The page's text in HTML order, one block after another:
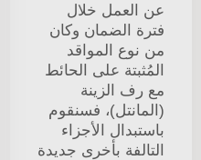
عن العمل خلال
فترة الضمان وكان
من نوع المواقد
المُثبتة على الحائط
مع رف الزينة
(المانتل)، فسنقوم
باستبدال الأجزاء
التالفة بأخرى جديدة